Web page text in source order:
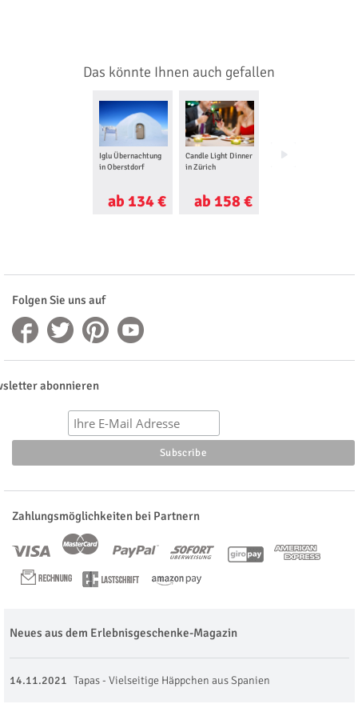
Das könnte Ihnen auch gefallen
Iglu Übernachtung
in Oberstdorf
ab 134 €
Candle Light Dinner
in Zürich
ab 158 €
Canyoning in
Folgen Sie uns auf
abonnieren
Zahlungsmöglichkeiten bei Partnern
Neues aus dem Erlebnisgeschenke-Magazin
14.11.2021 Tapas - Vielseitige Häppchen aus Spanien